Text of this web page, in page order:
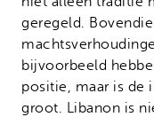
geregeld.
bijvoorbeeld
positie, maar is de
groot. Libanon is